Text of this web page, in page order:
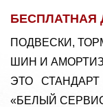
БЕСПЛАТНАЯ
ПОДВЕСКИ,
ШИН И
ЭТО
«БЕЛЫЙ